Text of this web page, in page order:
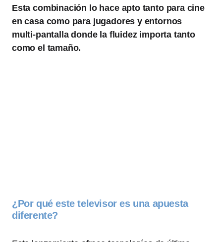
Esta combinación lo hace apto tanto para cine
en casa como para jugadores y entornos
multi‑pantalla donde la fluidez importa tanto
como el tamaño.
¿Por qué este televisor es una apuesta
diferente?